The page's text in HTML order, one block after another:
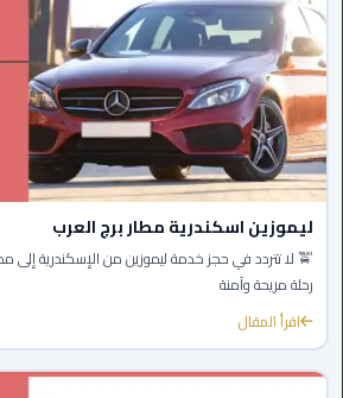
ليموزين
من
مطار
برج
العرب
إلى
القاهرة
ليموزين
الهرم
ليموزين
من
مطار
ليموزين اسكندرية مطار برج العرب
🚖 لا تتردد في حجز خدمة ليموزين من الإسكندرية إلى
رحلة مريحة وآمنة
اقرأ المقال